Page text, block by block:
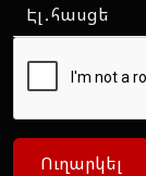
Ուղարկել